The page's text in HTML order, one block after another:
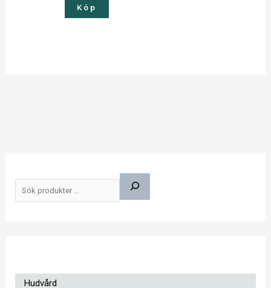
ö
k
Hudvård
Köp